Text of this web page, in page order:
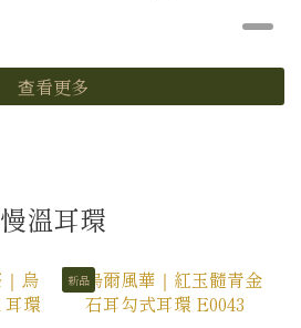
查看更多
慢溫耳環
新品